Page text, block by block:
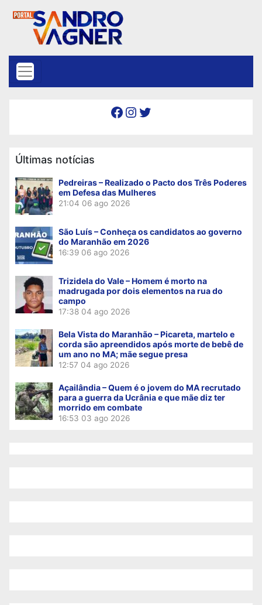
Facebook Instagram Twitter
Últimas notícias
Pedreiras – Realizado o Pacto dos Três Poderes
em Defesa das Mulheres
21:04 06 ago 2026
São Luís – Conheça os candidatos ao governo
do Maranhão em 2026
16:39 06 ago 2026
Trizidela do Vale – Homem é morto na
madrugada por dois elementos na rua do
campo
17:38 04 ago 2026
Bela Vista do Maranhão – Picareta, martelo e
corda são apreendidos após morte de bebê de
um ano no MA; mãe segue presa
12:57 04 ago 2026
Açailândia – Quem é o jovem do MA recrutado
para a guerra da Ucrânia e que mãe diz ter
morrido em combate
16:53 03 ago 2026